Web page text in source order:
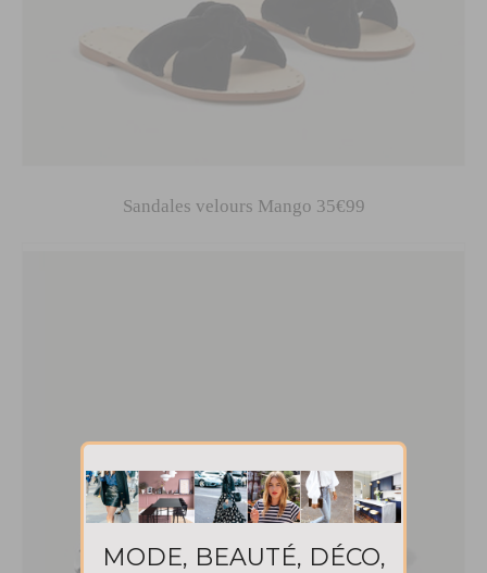
Sandales velours Mango 35€99
MODE, BEAUTÉ, DÉCO,